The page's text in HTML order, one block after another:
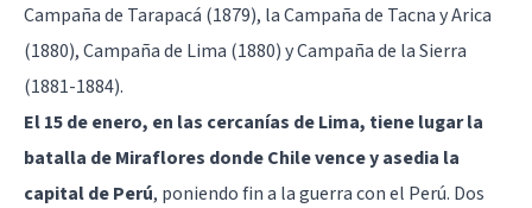
Campaña de Tarapacá (1879), la Campaña de Tacna y Arica
(1880), Campaña de Lima (1880) y Campaña de la Sierra
(1881-1884).
El 15 de enero, en las cercanías de Lima, tiene lugar la
batalla de Miraflores donde Chile vence y asedia la
capital de Perú, poniendo fin a la guerra con el Perú. Dos